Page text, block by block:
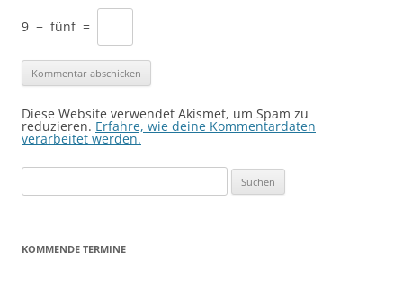
9 − fünf =
Diese Website verwendet Akismet, um Spam zu
reduzieren. Erfahre, wie deine Kommentardaten
verarbeitet werden.
nach:
KOMMENDE TERMINE